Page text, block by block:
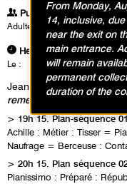
Publics
Adultes
Heures
Le : Jeudi 23 janvier 2014
Jean-Philippe Antoine &
remettez votre ouvrage
> 19h 15. Plan-séquence
Achille : Métier : Tisser =
Naufrage = Berceuse :
> 20h 15. Plan séquence
Pianissimo : Préparé :
From Monday,
14, inclusive,
near the exit on
main entrance.
will remain
permanent
duration of the